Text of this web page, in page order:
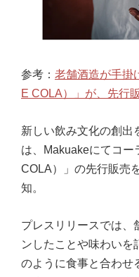
参考： 老舗酒造が手掛
E COLA）」が、先行
新しい飲み文化の創出
は、Makuakeにてコ
COLA）」の先行販売
知。
プレスリリースでは、
ンしたことや味わいを
のように食事と合わせ